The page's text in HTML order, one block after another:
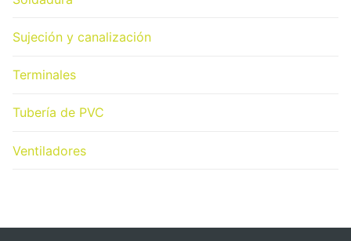
Sujeción y canalización
Terminales
Tubería de PVC
Ventiladores